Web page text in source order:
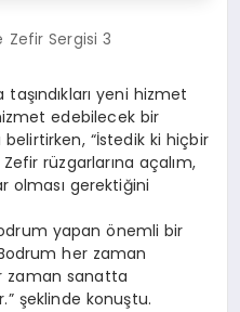
Zefir Sergisi 3
taşındıkları yeni hizmet
edebilecek bir
belirtirken, “İstedik ki hiçbir
Zefir rüzgarlarına açalım,
olması gerektiğini
yapan önemli bir
her zaman
zaman sanatta
şeklinde konuştu.